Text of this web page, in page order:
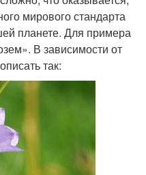
мирового стандарта
планете. Для примера
В зависимости от
так: